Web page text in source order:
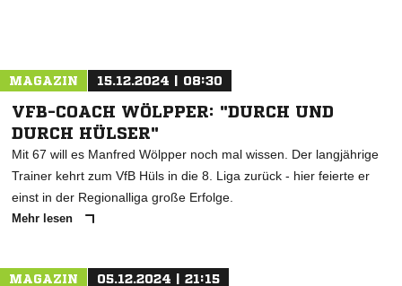
MAGAZIN 15.12.2024 | 08:30
VFB-COACH WÖLPPER: "DURCH UND
DURCH HÜLSER"
Mit 67 will es Manfred Wölpper noch mal wissen. Der langjährige
Trainer kehrt zum VfB Hüls in die 8. Liga zurück - hier feierte er
einst in der Regionalliga große Erfolge.
Mehr lesen
MAGAZIN 05.12.2024 | 21:15